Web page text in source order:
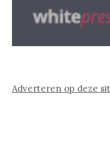
Adverteren op deze